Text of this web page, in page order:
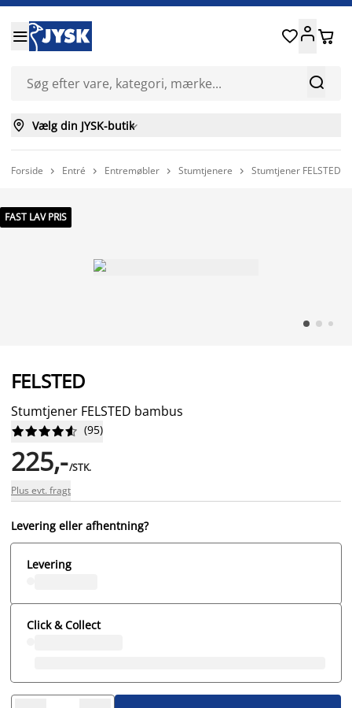


 
 Vælg din JYSK-butik
Forside  Entré  Entremøbler  Stumtjenere  Stumtjener FELSTED
FAST LAV PRIS
FELSTED
Stumtjener FELSTED bambus





 (95)
225,-/STK.
Plus evt. fragt
Levering eller afhentning?
Levering
Click & Collect